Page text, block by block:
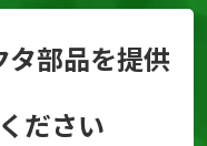
タ部品を提供
ださい